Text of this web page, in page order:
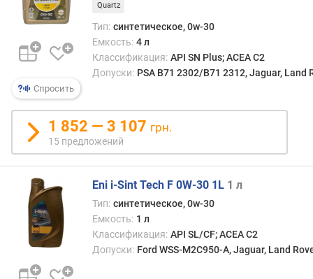
о
т
о
г
и
х
к
д
е
ш
е
в
ы
м
п
Спросить
Quartz
Тип: синтетическое, 0w-30
Емкость: 4 л
Классификация: API SN Plus; ACEA C2
Допуски: PSA B71 2302/B71 2312, Jaguar, Land
1 852 — 3 107 грн.
15 предложений
Eni i-Sint Tech F 0W-30 1L 1 л
Тип: синтетическое, 0w-30
Емкость: 1 л
Классификация: API SL/CF; ACEA C2
Допуски: Ford WSS-M2C950-A, Jaguar, Land